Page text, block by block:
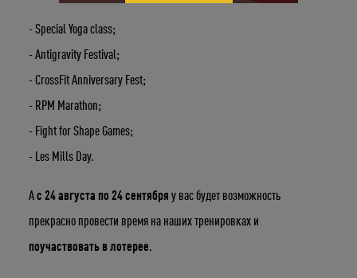
- Special Yoga class;
- Antigravity Festival;
- CrossFit Anniversary Fest;
- RPM Marathon;
- Fight for Shape Games;
- Les Mills Day.
Ас 24 августа по 24 сентября у вас будет возможность
прекрасно провести время на наших тренировках и
поучаствовать в лотерее.